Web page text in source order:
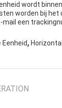
wordt
worden bij
mail een
,